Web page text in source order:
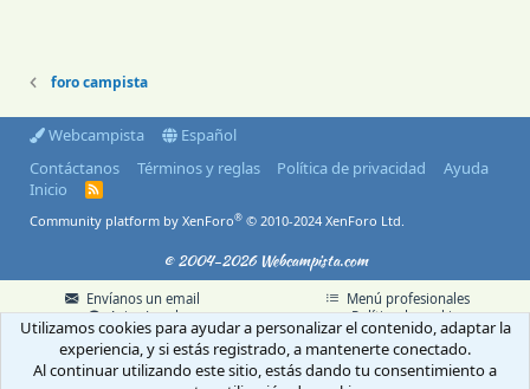
foro campista
Webcampista
Español
Contáctanos
Términos y reglas Política de privacidad
Ayuda
Inicio
R
S
Community platform by XenForo® © 2010-2024 XenForo Ltd.
© 2004-2026 Webcampista.com
Envíanos un email
Aviso Legal
Política de privacidad
Menú profesionales
Política de cookies
Utilizamos cookies para ayudar a personalizar el contenido, adaptar la
experiencia, y si estás registrado, a mantenerte conectado.
Al continuar utilizando este sitio, estás dando tu consentimiento a